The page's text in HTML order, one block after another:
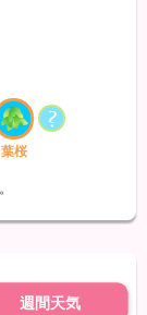
葉桜
週間天気